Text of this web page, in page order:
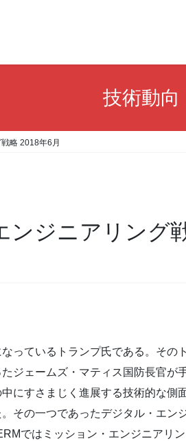
技術動向
略 2018年6月
ンジニアリング
っているトランプ氏である。その
ジェームズ・マティス国防長官が
にすさまじく進展する技術的な側
その一つであったデジタル・エン
ではミッション・エンジニアリ